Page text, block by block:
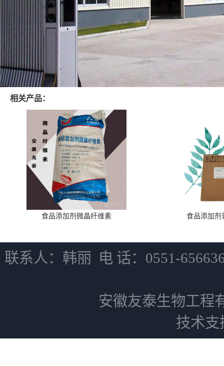
相关产品：
食品添加剂微晶纤维素 食品添加剂
联系人：韩丽 电 话：0551-
安徽友泰生物工程
技术